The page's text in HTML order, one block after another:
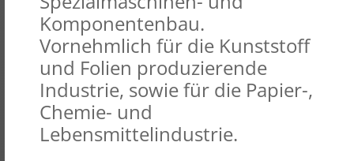
Komponentenbau.
Vornehmlich für die Kunststoff
und Folien produzierende
Industrie, sowie für die Papier-,
Chemie- und
Lebensmittelindustrie.